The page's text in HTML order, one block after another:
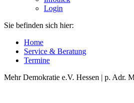
Login
Sie befinden sich hier:
Home
Service & Beratung
Termine
Mehr Demokratie e.V. Hessen | p. Adr.